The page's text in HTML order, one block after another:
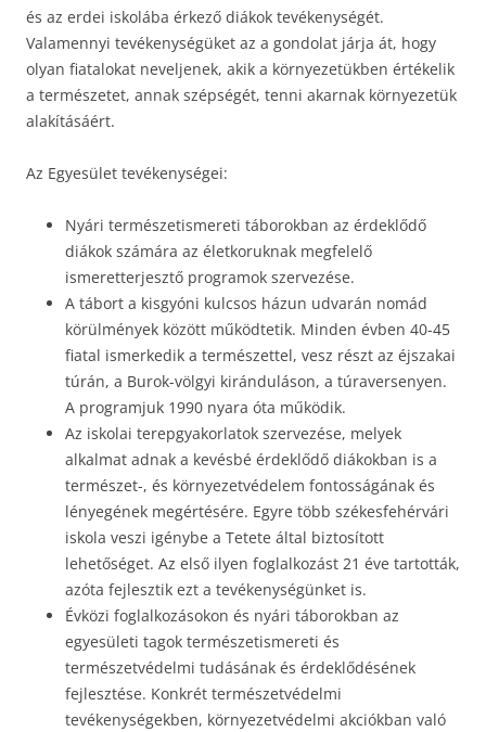
és az erdei iskolába érkező diákok tevékenységét.
Valamennyi tevékenységüket az a gondolat járja át, hogy
olyan fiatalokat neveljenek, akik a környezetükben értékelik
a természetet, annak szépségét, tenni akarnak környezetük
alakításáért.
Az Egyesület tevékenységei:
Nyári természetismereti táborokban az érdeklődő
diákok számára az életkoruknak megfelelő
ismeretterjesztő programok szervezése.
A tábort a kisgyóni kulcsos házun udvarán nomád
körülmények között működtetik. Minden évben 40-45
fiatal ismerkedik a természettel, vesz részt az éjszakai
túrán, a Burok-völgyi kiránduláson, a túraversenyen.
A programjuk 1990 nyara óta működik.
Az iskolai terepgyakorlatok szervezése, melyek
alkalmat adnak a kevésbé érdeklődő diákokban is a
természet-, és környezetvédelem fontosságának és
lényegének megértésére. Egyre több székesfehérvári
iskola veszi igénybe a Tetete által biztosított
lehetőséget. Az első ilyen foglalkozást 21 éve tartották,
azóta fejlesztik ezt a tevékenységünket is.
Évközi foglalkozásokon és nyári táborokban az
egyesületi tagok természetismereti és
természetvédelmi tudásának és érdeklődésének
fejlesztése. Konkrét természetvédelmi
tevékenységekben, környezetvédelmi akciókban való